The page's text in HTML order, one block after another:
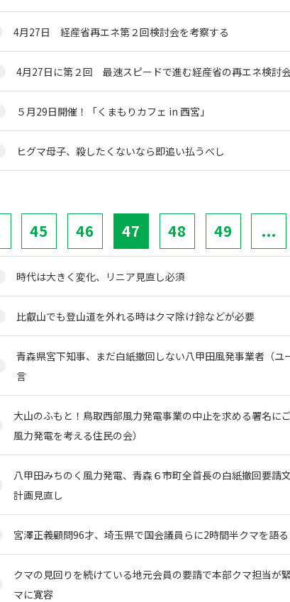
4月27日 経産省再エネ第２回検討会を考察する
4月27日に第２回 最速スピードで進む経産省の再エネ検討
５月29日開催！「くまもりカフェ in 西宮」
ヒグマ母子、殺したくないなら即追い払うべし
45 46 47 48 49 ...
時代は大きく変化、リニア見直し必須
比叡山でも登山道を外れる時はクマ除け鈴などが必要
青森県宮下知事、まだ白紙撤回しない八甲田風発事業者（ユ
言
大山のふもと！鳥取西部風力発電事業の中止を求める署名に
風力発電を考える住民の会）
八甲田みちのく風力発電、青森６市町全首長の白紙撤回要請
計画見直し
宮澤正義顧問96才、埼玉県で国会議員らに2時間半クマを語る
クマの見回りを続けている地元会員の要請で本部クマ担当が
マに寛容